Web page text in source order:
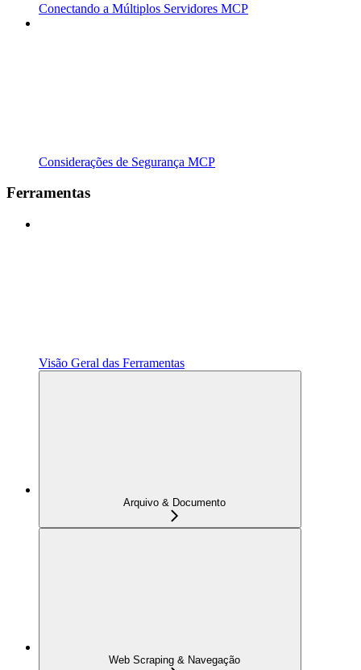
Conectando a Múltiplos Servidores MCP
Considerações de Segurança MCP
Ferramentas
Visão Geral das Ferramentas
Arquivo & Documento
Web Scraping & Navegação